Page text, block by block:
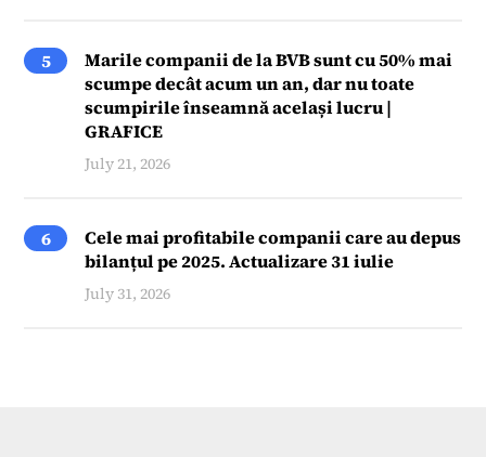
5
Marile companii de la BVB sunt cu 50% mai
scumpe decât acum un an, dar nu toate
scumpirile înseamnă același lucru |
GRAFICE
July 21, 2026
6
Cele mai profitabile companii care au depus
bilanțul pe 2025. Actualizare 31 iulie
July 31, 2026